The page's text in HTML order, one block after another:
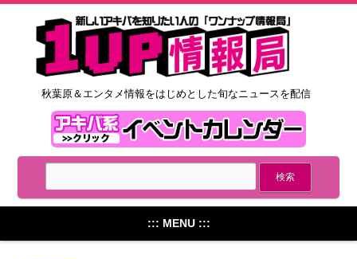
秋葉原＆エンタメ情報をはじめとした旬なニュースを配信
::: MENU :::